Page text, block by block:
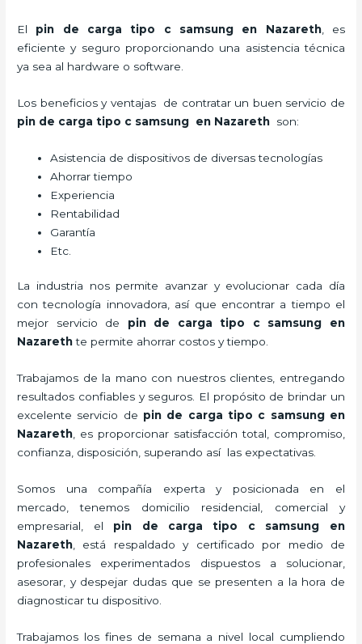
El pin de carga tipo c samsung en Nazareth, es
eficiente y seguro proporcionando una asistencia técnica
ya sea al hardware o software.
Los beneficios y ventajas de contratar un buen servicio de
pin de carga tipo c samsung en Nazareth son:
Asistencia de dispositivos de diversas tecnologías
Ahorrar tiempo
Experiencia
Rentabilidad
Garantía
Etc.
La industria nos permite avanzar y evolucionar cada día
con tecnología innovadora, así que encontrar a tiempo el
mejor servicio de pin de carga tipo c samsung
en
Nazarethte permite ahorrar costos y tiempo.
Trabajamos de la mano con nuestros clientes, entregando
resultados confiables y seguros. El propósito de brindar un
excelente servicio de pin de carga tipo c samsungen
Nazareth , es proporcionar satisfacción total, compromiso,
confianza, disposición, superando así las expectativas.
Somos una compañía experta y posicionada en el
mercado, tenemos domicilio residencial, comercial y
empresarial, el pin de carga tipo c samsung en
Nazareth , está respaldado y certificado por medio de
profesionales experimentados dispuestos a solucionar,
asesorar, y despejar dudas que se presenten a la hora de
diagnosticar tu dispositivo.
Trabajamos los fines de semana a nivel local cumpliendo